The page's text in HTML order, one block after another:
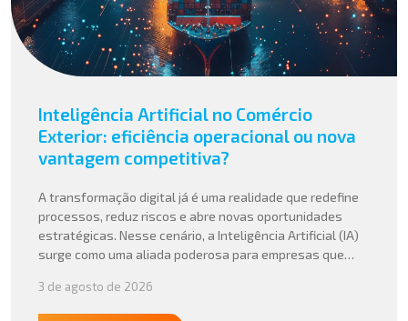
Inteligência Artificial no Comércio
Exterior: eficiência operacional ou nova
vantagem competitiva?
A transformação digital já é uma realidade que redefine
processos, reduz riscos e abre novas oportunidades
estratégicas. Nesse cenário, a Inteligência Artificial (IA)
surge como uma aliada poderosa para empresas que
suas operações internacionais. Mais do que automatizar
tarefas, a IA vem sendo aplicada para interpretar dados
3 de agosto de 2026